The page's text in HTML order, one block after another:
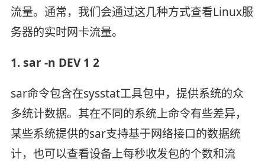
流量。通常，我们会通过这几种方式查看Linux服
务器的实时网卡流量。
1. sar -n DEV 1 2
sar命令包含在sysstat工具包中，提供系统的众
多统计数据。其在不同的系统上命令有些差异，
某些系统提供的sar支持基于网络接口的数据统
计，也可以查看设备上每秒收发包的个数和流